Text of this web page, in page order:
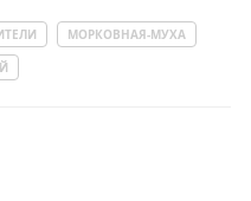
МОРКОВНАЯ-МУХА